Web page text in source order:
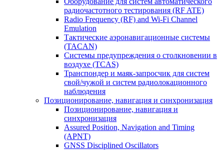
радиочастотного тестирования (RF ATE)
Radio Frequency (RF) and Wi-Fi Channel
Emulation
Тактические аэронавигационные системы
(TACAN)
Системы предупреждения о столкновении в
воздухе (TCAS)
Транспондер и маяк-запросчик для систем
свой/чужой и систем радиолокационного
наблюдения
Позиционирование, навигация и синхронизация
Позиционирование, навигация и
синхронизация
Assured Position, Navigation and Timing
(APNT)
GNSS Disciplined Oscillators